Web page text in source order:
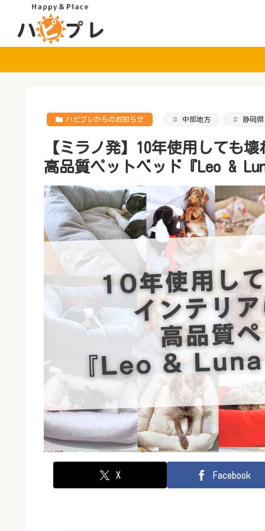
ハピプレからのお知らせ 中部地方 静岡県
【ミラノ発】10年使用しても
高品質ペットベッド『Leo &
X Facebook